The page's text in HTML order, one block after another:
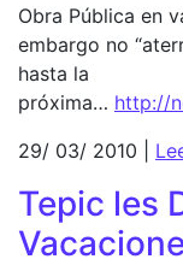
Obra Pública en
embargo no
hasta la
próxima… http://
29/ 03/ 2010 |
Tepic les